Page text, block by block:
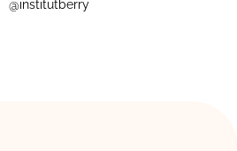
@institutberry